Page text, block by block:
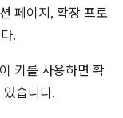
페이지, 확장 프로
.
키를 사용하면 확
습니다.